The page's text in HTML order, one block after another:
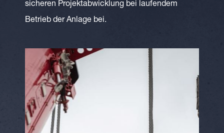
sicheren Projektabwicklung bei laufendem
Betrieb der Anlage bei.